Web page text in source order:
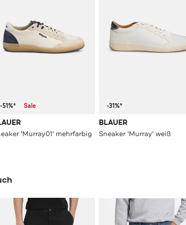
-51%* Sale
'Murray01' mehrfarbig
-31%*
BLAUER
Sneaker 'Murray' weiß